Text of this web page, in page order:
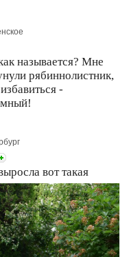
называется? Мне
рябиннолистник,
-
вот такая